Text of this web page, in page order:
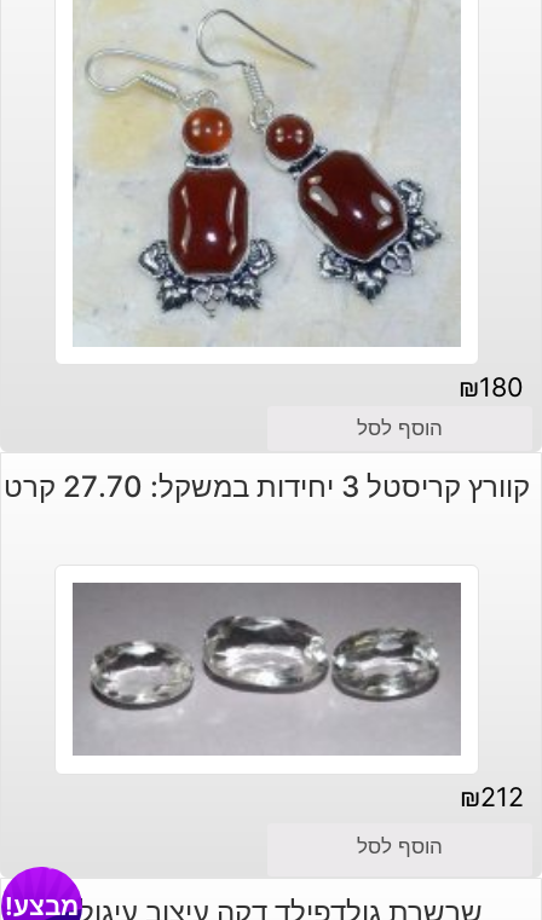
₪180
הוסף לסל
קוורץ קריסטל 3 יחידות במשקל: 27.70 קרט
₪212
הוסף לסל
שרשרת גולדפילד דקה עיצוב עיגוליםמבצע!